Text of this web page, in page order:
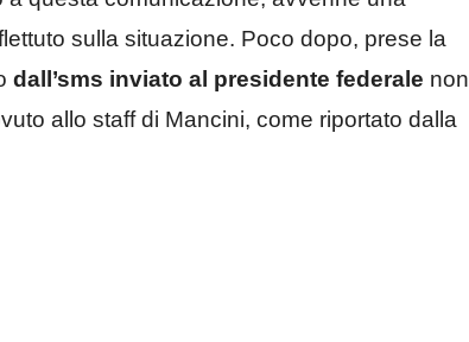
sulla situazione. Poco dopo, prese la
dall’sms inviato al presidente federale non
allo staff di Mancini, come riportato dalla